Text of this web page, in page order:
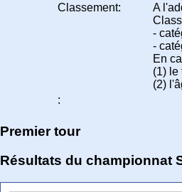
Classement:
A
-
-
En
(1) le
(2)
:
Premier tour
Résultats du championnat